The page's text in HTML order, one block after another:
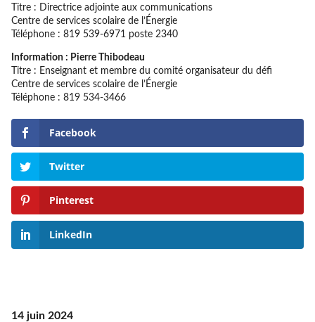
Titre : Directrice adjointe aux communications
Centre de services scolaire de l’Énergie
Téléphone : 819 539-6971 poste 2340
Information : Pierre Thibodeau
Titre : Enseignant et membre du comité organisateur du défi
Centre de services scolaire de l’Énergie
Téléphone : 819 534-3466
Facebook
Twitter
Pinterest
LinkedIn
14 juin 2024